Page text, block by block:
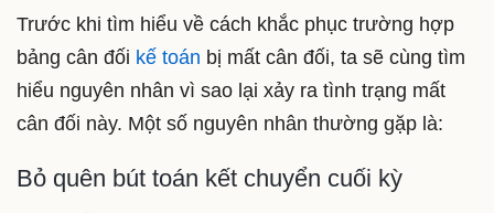
Trước khi tìm hiểu về cách khắc phục trường hợp
bảng cân đối kế toán bị mất cân đối, ta sẽ cùng tìm
hiểu nguyên nhân vì sao lại xảy ra tình trạng mất
cân đối này. Một số nguyên nhân thường gặp là:
Bỏ quên bút toán kết chuyển cuối kỳ